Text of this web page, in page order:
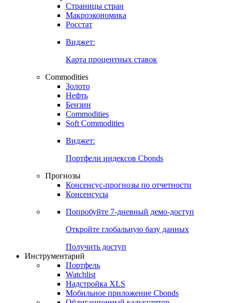
Страницы стран
Макроэкономика
Росстат
Виджет:
Карта процентных ставок
Commodities
Золото
Нефть
Бензин
Commodities
Soft Commodities
Виджет:
Портфели индексов Cbonds
Прогнозы
Консенсус-прогнозы по отчетности
Консенсусы
Попробуйте 7-дневный демо-доступ
Откройте глобальную базу данных
Получить доступ
Инструментарий
Портфель
Watchlist
Надстройка XLS
Мобильное приложение Cbonds